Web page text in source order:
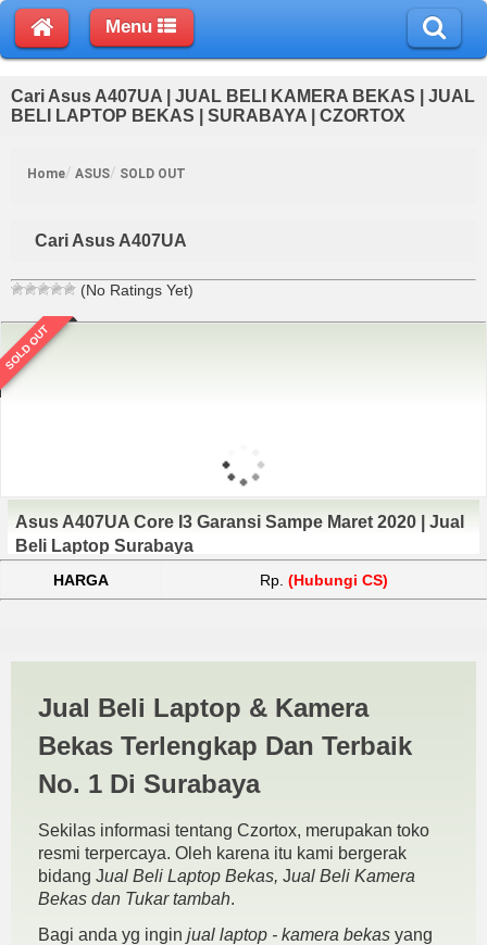
Menu
Cari Asus A407UA | JUAL BELI KAMERA BEKAS | JUAL
BELI LAPTOP BEKAS | SURABAYA | CZORTOX
Home ASUS SOLD OUT
Cari Asus A407UA
(No Ratings Yet)
SOLD OUT
Asus A407UA Core I3 Garansi Sampe Maret 2020 | Jual
Beli Laptop Surabaya
HARGA Rp. (Hubungi CS)
BELI KAMERA BEKAS |
JUAL BELI LAPTOP BEKAS |
SURABAYA
Jual Beli Laptop & Kamera
Bekas Terlengkap Dan Terbaik
No. 1 Di Surabaya
Sekilas informasi tentang Czortox, merupakan toko
resmi terpercaya. Oleh karena itu kami bergerak
bidang Jual Beli Laptop Bekas, Jual Beli Kamera
Bekas dan Tukar tambah.
Bagi anda yg ingin jual laptop - kamera bekas yang